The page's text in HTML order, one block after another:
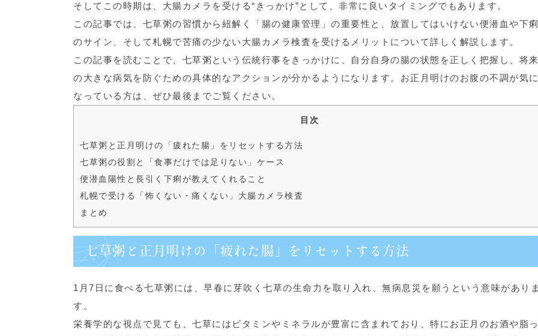
そしてこの時期は、大腸カメラを受ける“きっかけ”として、非常に良いタイミングでもあります。
この記事では、七草粥の習慣から紐解く「腸の健康管理」の重要性と、放置してはいけない便潜血や下痢
のサイン、そして札幌で苦痛の少ない大腸カメラ検査を受けるメリットについて詳しく解説します。
この記事を読むことで、七草粥という伝統行事をきっかけに、自分自身の腸の状態を正しく把握し、将来
の大きな病気を防ぐための具体的なアクションが分かるようになります。お正月明けのお腹の不調が気に
なっている方は、ぜひ最後までご覧ください。
目次
七草粥と正月明けの「疲れた腸」をリセットする方法
七草粥の役割と「食事だけでは足りない」ケース
便潜血陽性と長引く下痢が教えてくれること
札幌で受ける「怖くない・痛くない」大腸カメラ検査
まとめ
七草粥と正月明けの「疲れた腸」をリセットする方法
1月7日に食べる七草粥には、早春に芽吹く七草の生命力を取り入れ、無病息災を願うという意味がありま
す。
栄養学的な視点で見ても、七草にはビタミンやミネラルが豊富に含まれており、特にお正月のお酒や脂っ